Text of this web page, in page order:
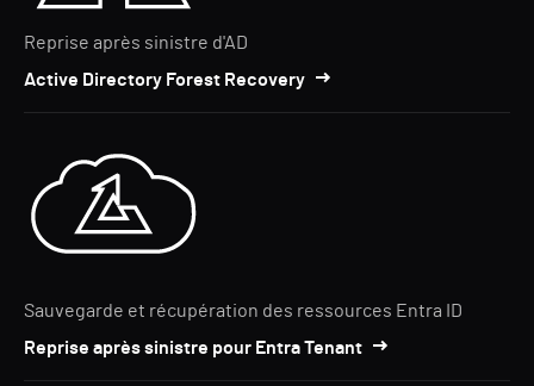
Reprise après sinistre d'AD
Active Directory Forest Recovery
Sauvegarde et récupération des ressources Entra ID
Reprise après sinistre pour Entra Tenant